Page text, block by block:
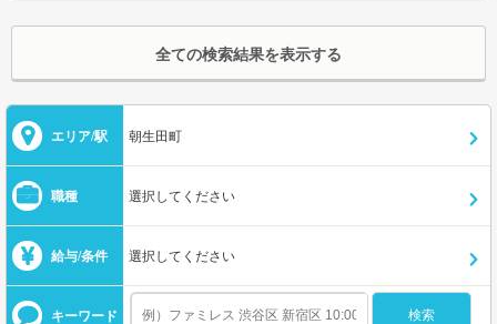
全ての検索結果を表示する
エリア/駅 朝生田町
職種 選択してください
給与/条件 選択してください
キーワード